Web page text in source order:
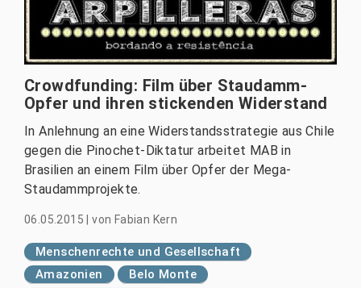
Crowdfunding: Film über Staudamm-
Opfer und ihren stickenden Widerstand
In Anlehnung an eine Widerstandsstrategie aus Chile
gegen die Pinochet-Diktatur arbeitet MAB in
Brasilien an einem Film über Opfer der Mega-
Staudammprojekte.
06.05.2015 |von Fabian Kern
Menschenrechte und Gesellschaft
Amazonien
Belo Monte